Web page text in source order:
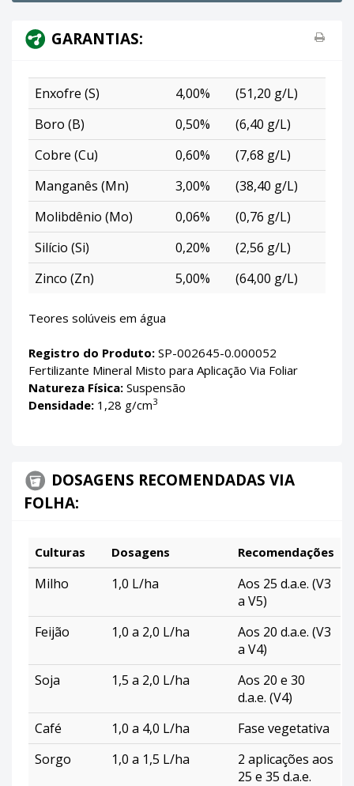
GARANTIAS:
Enxofre (S) 4,00%
(51,20 g/L)
Boro (B)
0,50%
(6,40 g/L)
Cobre (Cu)
0,60%
(7,68 g/L)
Manganês (Mn)
3,00%
(38,40 g/L)
Molibdênio (Mo)
0,06%
(0,76 g/L)
Silício (Si)
0,20%
(2,56 g/L)
Zinco (Zn)
5,00% (64,00 g/L)
Teores solúveis em água
Registro do Produto: SP-002645-0.000052
Fertilizante Mineral Misto para Aplicação Via Foliar
Natureza Física: Suspensão
Densidade: 1,28 g/cm3
DOSAGENS RECOMENDADAS VIA
FOLHA:
Culturas Dosagens Recomendações
Milho 1,0 L/ha
Aos 25 d.a.e. (V3
a V5)
Feijão
1,0 a 2,0 L/ha
Aos 20 d.a.e. (V3
a V4)
Soja
1,5 a 2,0 L/ha
Aos 20 e 30
d.a.e. (V4)
Café
1,0 a 4,0 L/ha
Fase vegetativa
Sorgo
1,0 a 1,5 L/ha
2 aplicações aos
25 e 35 d.a.e.